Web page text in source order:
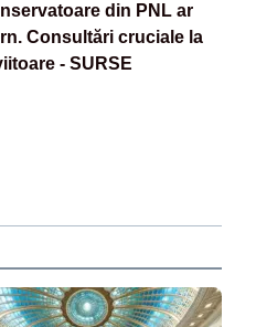
din PNL ar
Consultări cruciale la
- SURSE